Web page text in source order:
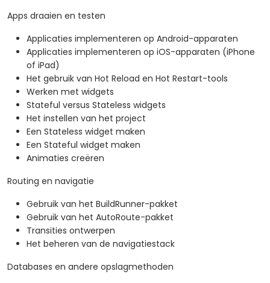
Apps draaien en testen
Applicaties implementeren op Android-apparaten
Applicaties implementeren op iOS-apparaten (iPhone
of iPad)
Het gebruik van Hot Reload en Hot Restart-tools
Werken met widgets
Stateful versus Stateless widgets
Het instellen van het project
Een Stateless widget maken
Een Stateful widget maken
Animaties creëren
Routing en navigatie
Gebruik van het BuildRunner-pakket
Gebruik van het AutoRoute-pakket
Transities ontwerpen
Het beheren van de navigatiestack
Databases en andere opslagmethoden